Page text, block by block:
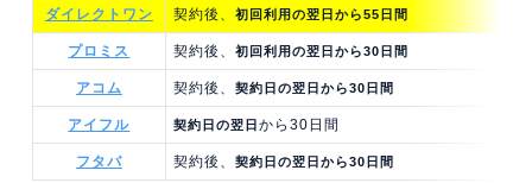
ダイレクトワン 契約後、 初回利用の翌日から55日間
プロミス 契約後、 初回利用の翌日から30日間
アコム 契約後、 契約日の翌日から30日間
アイフル 契約日の翌日 から30日間
フタバ 契約後、 契約日の翌日から30日間